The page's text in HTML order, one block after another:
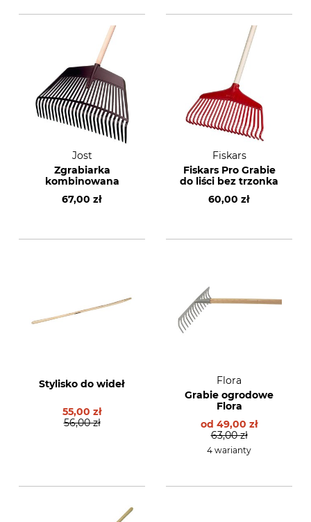
Jost
Zgrabiarka
kombinowana
67,00 zł
Fiskars
Fiskars Pro Grabie
do liści bez trzonka
60,00 zł
Stylisko do wideł
55,00 zł
56,00 zł
Flora
Grabie ogrodowe
Flora
od 49,00 zł
63,00 zł
4 warianty